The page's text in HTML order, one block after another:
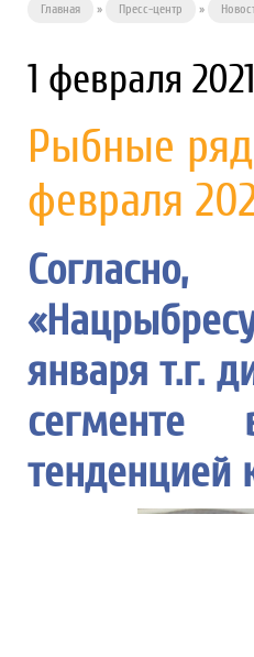
Главная » Пресс-центр »
1 февраля 2021
Рыбные
февраля
января т.г.
сегменте
тенденцией